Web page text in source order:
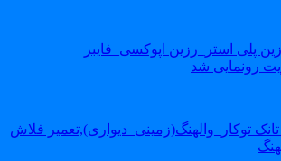
استر_رزین اپوکسی_فایبر
رونمایی شد
فلاش